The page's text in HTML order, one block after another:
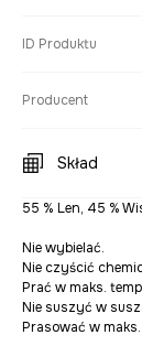
ID Produktu
Producent
Skład
55 % Len, 45 %
Nie wybielać.
Nie czyścić
Prać w maks.
Nie suszyć w
Prasować w maks.